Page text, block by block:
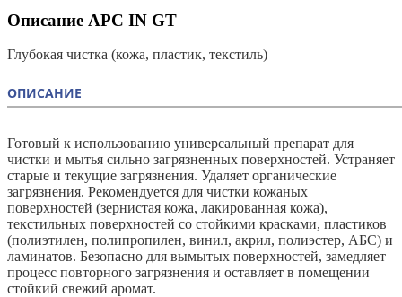
Описание APC IN GT
Глубокая чистка (кожа, пластик, текстиль)
ОПИСАНИЕ
Готовый к использованию универсальный препарат для
чистки и мытья сильно загрязненных поверхностей. Устраняет
старые и текущие загрязнения. Удаляет органические
загрязнения. Рекомендуется для чистки кожаных
поверхностей (зернистая кожа, лакированная кожа),
текстильных поверхностей со стойкими красками, пластиков
(полиэтилен, полипропилен, винил, акрил, полиэстер, АБС) и
ламинатов. Безопасно для вымытых поверхностей, замедляет
процесс повторного загрязнения и оставляет в помещении
стойкий свежий аромат.